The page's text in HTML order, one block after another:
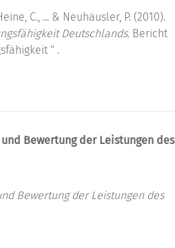
C., ... & Neuhäusler, P. (2010).
Deutschlands. Bericht
" .
Bewertung der Leistungen des
Bewertung der Leistungen des